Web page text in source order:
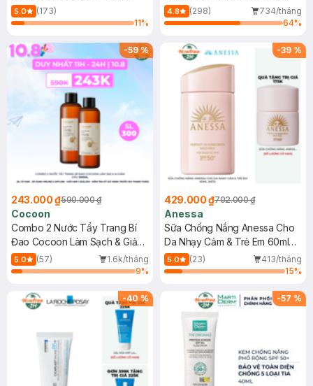
150ml
5.0
(173)
11%
4.8 (298)
734/tháng
64%
-59%
243.000 ₫590.000 ₫
Cocoon
Combo 2 Nước Tẩy Trang Bí
Đao Cocoon Làm Sạch & Giảm
Dầu 500ml
5.0 (57)
1.6k/tháng
9%
-39 %
429.000 ₫702.000 ₫
Anessa
Sữa Chống Nắng Anessa Cho
Da Nhạy Cảm & Trẻ Em 60ml
(Mới)
5.0 (23)
413/tháng
15%
-40 % -57 %